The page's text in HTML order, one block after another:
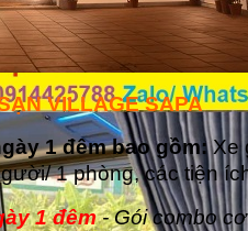
VILLAGE SAPA
1 đêm bao gồm:Xe
1 phòng, các tiện
1 đêm- Gói combo